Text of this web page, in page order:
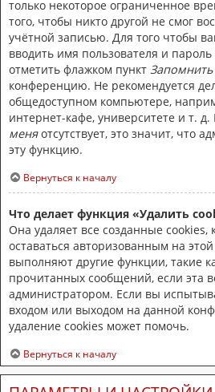
только некоторое ограниченное
того, чтобы никто другой не смог
учётной записью. Для того чтобы
вводить имя пользователя и
отметить флажком пункт
конференцию. Не рекомендуется
общедоступном компьютере,
интернет-кафе, университете и т. д.
меняотсутствует, это значит, что
эту функцию.
Вернуться к началу
Что делает функция «Удалить
Она удаляет все созданные
оставаться авторизованным на
выполняют другие функции, такие
прочитанных сообщений, если эта
администратором. Если вы
входом или выходом на данной
удаление cookies может помочь.
Вернуться к началу